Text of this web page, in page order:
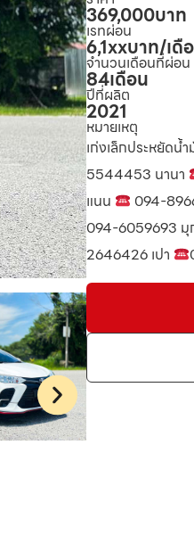
369,000บาท
เรทผ่อน
6,1xxบาท/เดื
จำนวนเดือนที่ผ่อน
84เดือน
ปีที่ผลิต
2021
หมายเหตุ
เก่งเล็กประหยัดน้
5544453 นานา
แนน
094-
094-6059693 มุ
2646426 เปา